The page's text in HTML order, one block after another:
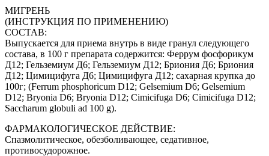
МИГРЕНЬ
(ИНСТРУКЦИЯ ПО ПРИМЕНЕНИЮ)
СОСТАВ:
Выпускается для приема внутрь в виде гранул следующего
состава, в 100 г препарата содержится: Феррум фосфорикум
Д12; Гельземиум Д6; Гельземиум Д12; Бриония Д6; Бриония
Д12; Цимицифуга Д6; Цимицифуга Д12; сахарная крупка до
100г; (Ferrum phosphoricum D12; Gelsemium D6; Gelsemium
D12; Bryonia D6; Bryonia D12; Cimicifuga D6; Cimicifuga D12;
Saccharum globuli ad 100 g).
ФАРМАКОЛОГИЧЕСКОЕ ДЕЙСТВИЕ:
Спазмолитическое, обезболивающее, седативное,
противосудорожное.